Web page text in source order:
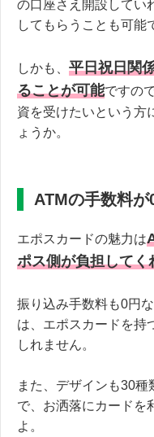
の口座さえ開設してい
してもらうことも可能
しかも、 平日祝日関
ることが可能ですの
資を受けたいという方
ょうか。
ATMの手数料
エポスカードの魅力は
ポス側が負担してく
振り込み手数料も0円
は、エポスカードを持
しれません。
また、デザインも30
で、お洒落にカードを
よ。